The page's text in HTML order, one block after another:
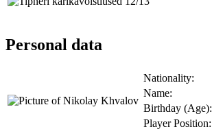
Personal data
Nationality:
Name:
Birthday (Age):
Player Position: